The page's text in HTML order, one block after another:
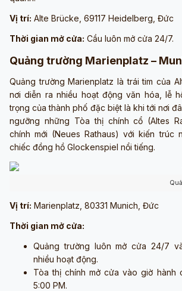
Vị trí: Alte Brücke, 69117 Heidelberg, Đức
Thời gian mở cửa: Cầu luôn mở cửa 24/7.
Quảng trường Marienplatz –
Quảng trường Marienplatz là trái tim của
nơi diễn ra nhiều hoạt động văn hóa, lễ
trọng của thành phố đặc biệt là khi tới nơi
ngưỡng những Tòa thị chính cổ (Altes
chính mới (Neues Rathaus) với kiến trúc
chiếc đồng hồ Glockenspiel nổi tiếng.
Vị trí: Marienplatz, 80331 Munich, Đức
Thời gian mở cửa:
Quảng trường luôn mở cửa 24/7
nhiều hoạt động.
Tòa thị chính mở cửa vào giờ hành
5:00 PM.